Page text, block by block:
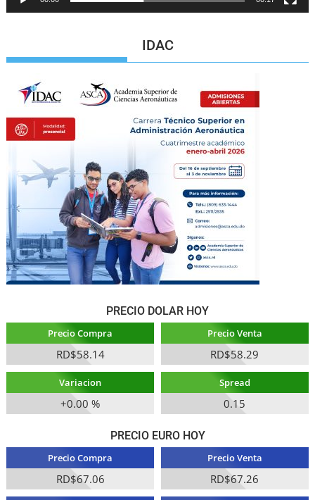
IDAC
PRECIO DOLAR HOY
Precio Compra
RD$58.14
Precio Venta
RD$58.29
Variacion
+0.00 %
Spread
0.15
PRECIO EURO HOY
Precio Compra
RD$67.06
Precio Venta
RD$67.26